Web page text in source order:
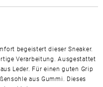
begeistert dieser Sneaker.
Verarbeitung. Ausgestattet
Leder. Für einen guten Grip
aus Gummi. Dieses